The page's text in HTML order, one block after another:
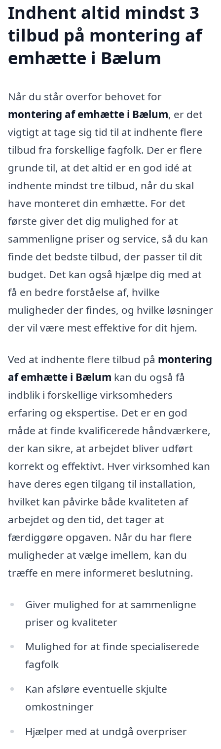
Indhent altid mindst 3
tilbud på montering af
emhætte i Bælum
Når du står overfor behovet for
montering af emhætte i Bælum, er det
vigtigt at tage sig tid til at indhente flere
tilbud fra forskellige fagfolk. Der er flere
grunde til, at det altid er en god idé at
indhente mindst tre tilbud, når du skal
have monteret din emhætte. For det
første giver det dig mulighed for at
sammenligne priser og service, så du kan
finde det bedste tilbud, der passer til dit
budget. Det kan også hjælpe dig med at
få en bedre forståelse af, hvilke
muligheder der findes, og hvilke løsninger
der vil være mest effektive for dit hjem.
Ved at indhente flere tilbud på montering
af emhætte i Bælum kan du også få
indblik i forskellige virksomheders
erfaring og ekspertise. Det er en god
måde at finde kvalificerede håndværkere,
der kan sikre, at arbejdet bliver udført
korrekt og effektivt. Hver virksomhed kan
have deres egen tilgang til installation,
hvilket kan påvirke både kvaliteten af
arbejdet og den tid, det tager at
færdiggøre opgaven. Når du har flere
muligheder at vælge imellem, kan du
træffe en mere informeret beslutning.
Giver mulighed for at sammenligne
priser og kvaliteter
Mulighed for at finde specialiserede
fagfolk
Kan afsløre eventuelle skjulte
omkostninger
Hjælper med at undgå overpriser